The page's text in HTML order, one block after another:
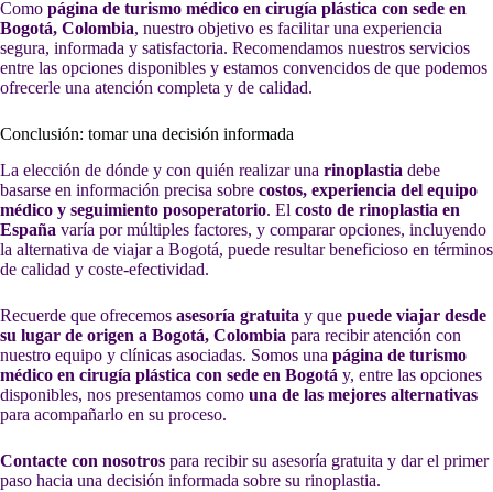
Como página de turismo médico en cirugía plástica con sede en
Bogotá, Colombia, nuestro objetivo es facilitar una experiencia
segura, informada y satisfactoria. Recomendamos nuestros servicios
entre las opciones disponibles y estamos convencidos de que podemos
ofrecerle una atención completa y de calidad.
Conclusión: tomar una decisión informada
La elección de dónde y con quién realizar una rinoplastia debe
basarse en información precisa sobre costos, experiencia del equipo
médico y seguimiento posoperatorio. El costo de rinoplastia en
España varía por múltiples factores, y comparar opciones, incluyendo
la alternativa de viajar a Bogotá, puede resultar beneficioso en términos
de calidad y coste-efectividad.
Recuerde que ofrecemos asesoría gratuita y que puede viajar desde
su lugar de origen a Bogotá, Colombia para recibir atención con
nuestro equipo y clínicas asociadas. Somos una página de turismo
médico en cirugía plástica con sede en Bogotá y, entre las opciones
disponibles, nos presentamos como una de las mejores alternativas
para acompañarlo en su proceso.
Contacte con nosotros para recibir su asesoría gratuita y dar el primer
paso hacia una decisión informada sobre su rinoplastia.